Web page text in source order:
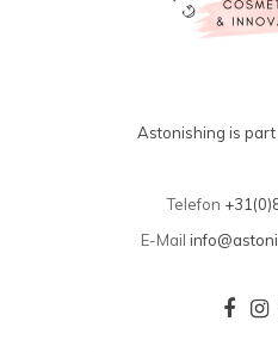
Astonishing is part
Telefon
E-Mail